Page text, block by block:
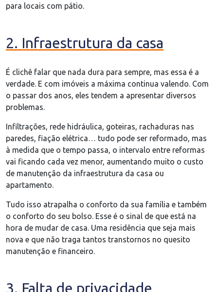
para locais com pátio.
2. Infraestrutura da casa
É clichê falar que nada dura para sempre, mas essa é a
verdade. E com imóveis a máxima continua valendo. Com
o passar dos anos, eles tendem a apresentar diversos
problemas.
Infiltrações, rede hidráulica, goteiras, rachaduras nas
paredes, fiação elétrica… tudo pode ser reformado, mas
à medida que o tempo passa, o intervalo entre reformas
vai ficando cada vez menor, aumentando muito o custo
de manutenção da infraestrutura da casa ou
apartamento.
Tudo isso atrapalha o conforto da sua família e também
o conforto do seu bolso. Esse é o sinal de que está na
hora de mudar de casa. Uma residência que seja mais
nova e que não traga tantos transtornos no quesito
manutenção e financeiro.
3. Falta de privacidade